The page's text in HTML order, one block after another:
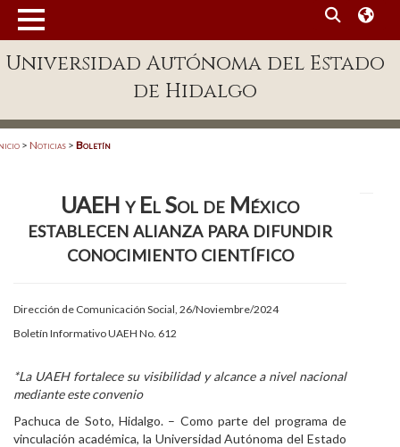
Enlaces
Patronato
Acreditación Internacional
Aspirantes
Personal
Universidad Autónoma del Estado
de Hidalgo
> Noticias > Boletín
UAEH y El Sol de México
establecen alianza para difundir
conocimiento científico
Dirección de Comunicación Social, 26/Noviembre/2024
Boletín Informativo UAEH No. 612
*La UAEH fortalece su visibilidad y alcance a nivel nacional
mediante este convenio
Pachuca de Soto, Hidalgo. – Como parte del programa de
vinculación académica, la Universidad Autónoma del Estado